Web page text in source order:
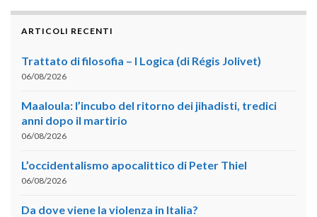
ARTICOLI RECENTI
Trattato di filosofia – I Logica (di Régis Jolivet)
06/08/2026
Maaloula: l’incubo del ritorno dei jihadisti, tredici
anni dopo il martirio
06/08/2026
L’occidentalismo apocalittico di Peter Thiel
06/08/2026
Da dove viene la violenza in Italia?